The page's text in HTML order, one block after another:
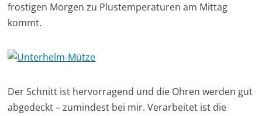
frostigen Morgen zu Plustemperaturen am Mittag
kommt.
Der Schnitt ist hervorragend und die Ohren werden gut
abgedeckt – zumindest bei mir. Verarbeitet ist die